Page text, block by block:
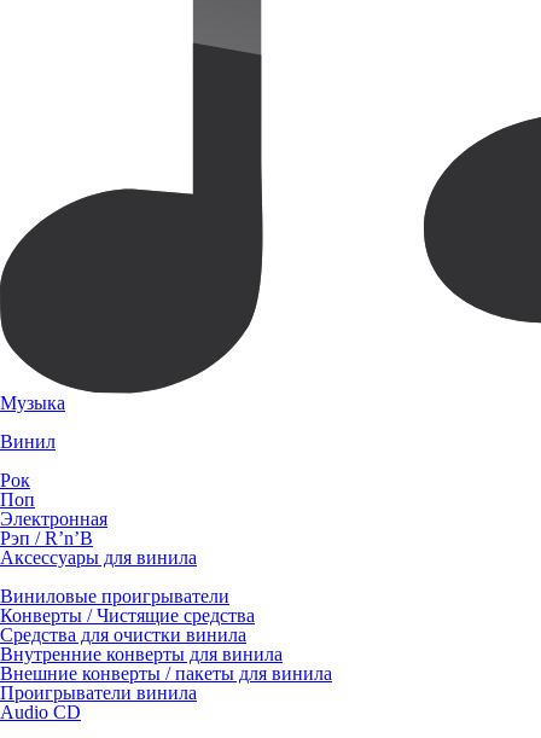
Музыка
Винил
Рок
Поп
Электронная
Рэп / R’n’B
Аксессуары для винила
Виниловые проигрыватели
Конверты / Чистящие средства
Средства для очистки винила
Внутренние конверты для винила
Внешние конверты / пакеты для винила
Проигрыватели винила
Audio CD